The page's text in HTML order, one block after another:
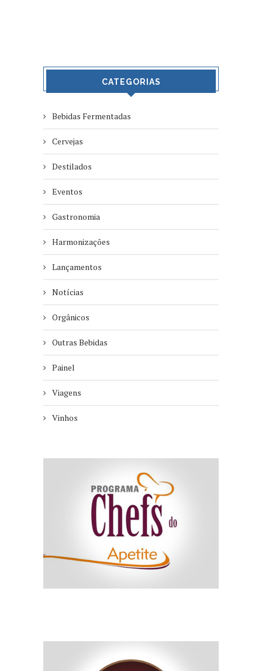
CATEGORIAS
Bebidas Fermentadas
Cervejas
Destilados
Eventos
Gastronomia
Harmonizações
Lançamentos
Notícias
Orgânicos
Outras Bebidas
Painel
Viagens
Vinhos